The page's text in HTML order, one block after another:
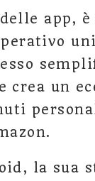
app,
crea un
la sua